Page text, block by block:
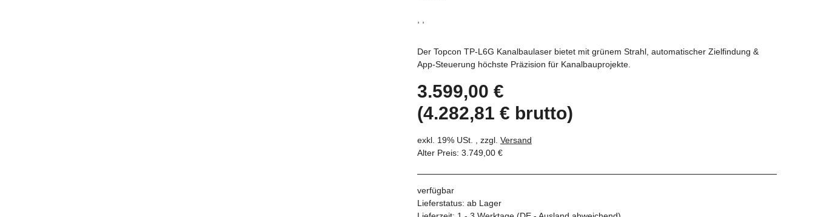
, ,
Der Topcon TP-L6G Kanalbaulaser bietet mit grünem Strahl, automatischer Zielfindung &
App-Steuerung höchste Präzision für Kanalbauprojekte.
3.599,00 €
(4.282,81 € brutto)
exkl. 19% USt. , zzgl. Versand
Alter Preis: 3.749,00 €
verfügbar
Lieferstatus: ab Lager